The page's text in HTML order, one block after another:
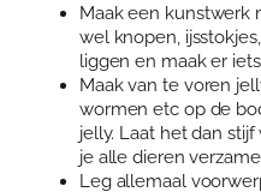
Maak een kunstwerk
wel knopen,
liggen en maak er
Maak van te voren
wormen etc op de
jelly. Laat het dan
je alle dieren
Leg allemaal